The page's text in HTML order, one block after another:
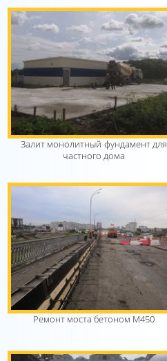
Залит монолитный фундамент для
частного дома
Ремонт моста бетоном М450